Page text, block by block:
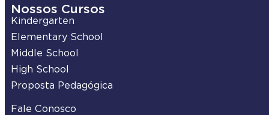
Nossos Cursos
Kindergarten
Elementary School
Middle School
High School
Proposta Pedagógica
Fale Conosco